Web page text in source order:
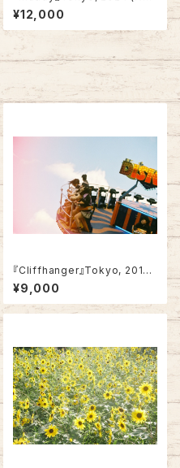
framed)
¥12,000
『Cliffhanger』Tokyo, 2015
(A4・Not framed)
¥9,000